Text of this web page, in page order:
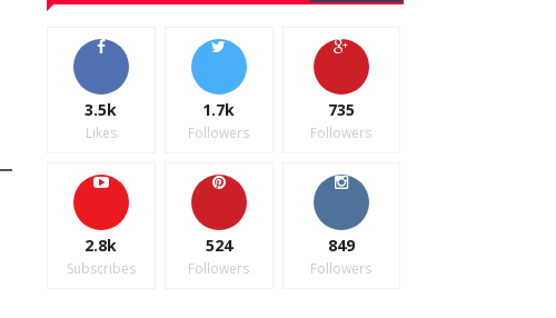
3.5k
Likes
1.7k
Followers
735
Followers
2.8k
Subscribes
524
Followers
849
Followers